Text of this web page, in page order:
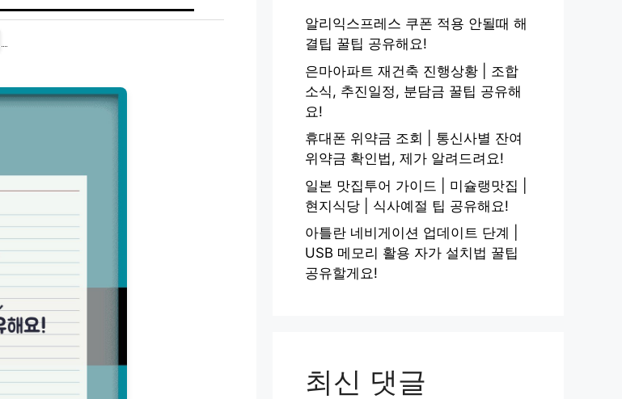
알리익스프레스 쿠폰 적용 안될때 해
결팁 꿀팁 공유해요!
은마아파트 재건축 진행상황 | 조합
소식, 추진일정, 분담금 꿀팁 공유해
요!
휴대폰 위약금 조회 | 통신사별 잔여
위약금 확인법, 제가 알려드려요!
일본 맛집투어 가이드 | 미슐랭맛집 |
현지식당 | 식사예절 팁 공유해요!
아틀란 네비게이션 업데이트 단계 |
USB 메모리 활용 자가 설치법 꿀팁
공유할게요!
최신 댓글